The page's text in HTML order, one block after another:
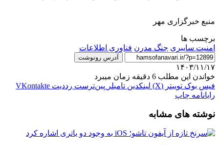
منبع خبرگزاری مهر
برچسب ها
امنیت سایبری جنگ مدرن فناوری اطلاعات
آدرس رونوشت
۱۴۰۳/۱۱/۱۷
خواندن این مطلب 6 دقیقه زمان میبرد
فیس بوک توییتر (X) لینکدین ‫تامبلر ‫پین‌ترست ‫رددیت ‫VKontakte
رایانامه چاپ
نوشته های مشابه